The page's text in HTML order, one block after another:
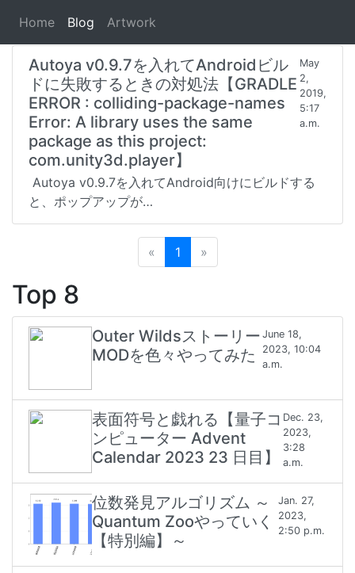
Home Blog Artwork
#Autoya
Autoya v0.9.7を入れてAndroidビル
ドに失敗するときの対処法【GRADLE
ERROR : colliding-package-names
Error: A library uses the same
package as this project:
com.unity3d.player】
May
2,
2019,
5:17
a.m.
Autoya v0.9.7を入れてAndroid向けにビルドする
と、ポップアップが…
« Previous
1 »
Top 8
Outer Wildsストーリー
MODを色々やってみた
June 18,
2023, 10:04
a.m.
表面符号と戯れる【量子コ
ンピューター Advent
Calendar 2023 23 日目】
Dec. 23,
2023,
3:28
a.m.
位数発見アルゴリズム ～
Quantum Zooやっていく
【特別編】～
Jan. 27,
2023,
2:50 p.m.